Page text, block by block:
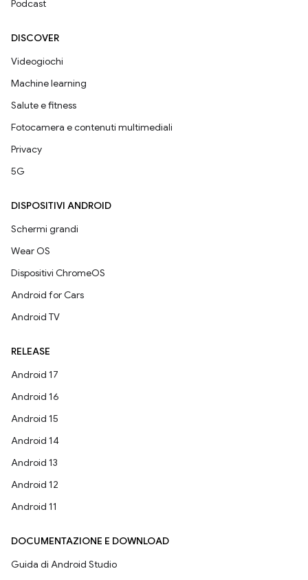
Podcast
DISCOVER
Videogiochi
Machine learning
Salute e fitness
Fotocamera e contenuti multimediali
Privacy
5G
DISPOSITIVI ANDROID
Schermi grandi
Wear OS
Dispositivi ChromeOS
Android for Cars
Android TV
RELEASE
Android 17
Android 16
Android 15
Android 14
Android 13
Android 12
Android 11
DOCUMENTAZIONE E DOWNLOAD
Guida di Android Studio